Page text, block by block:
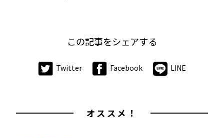
この記事をシェアする
Twitter Facebook LINE
オススメ！